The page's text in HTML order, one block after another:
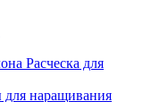
Расческа для